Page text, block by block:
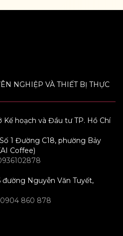
NGHIỆP VÀ THIẾT BỊ THỰC
Kế hoạch và Đầu tư TP. Hồ Chí
Số 1 Đường C18, phường Bảy
Coffee)
đường Nguyễn Văn Tuyết,
0904 860 878